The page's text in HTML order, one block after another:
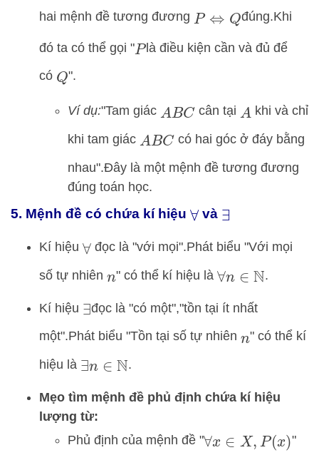
hai mệnh đề tương đương P⇔Q đúng.Khi
đó ta có thể gọi "Plà điều kiện cần và đủ để
có Q".
Ví dụ:"Tam giác ABC cân tại A khi và chỉ
khi tam giác ABC có hai góc ở đáy bằng
nhau".Đây là một mệnh đề tương đương
đúng toán học.
5. Mệnh đề có chứa kí hiệu ∀ và ∃
Kí hiệu ∀ đọc là "với mọi".Phát biểu "Với mọi
số tự nhiên n" có thể kí hiệu là ∀n ∈ N .
Kí hiệu ∃đọc là "có một","tồn tại ít nhất
một".Phát biểu "Tồn tại số tự nhiên n" có thể kí
hiệu là ∃n ∈ N .
Mẹo tìm mệnh đề phủ định chứa kí hiệu
lượng từ:
Phủ định của mệnh đề "∀x ∈ X,P(x) "